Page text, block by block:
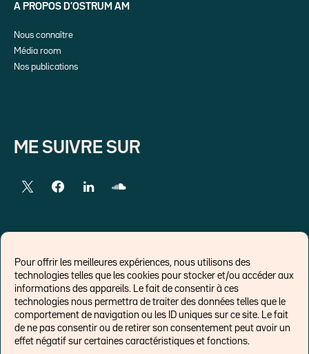
Pour offrir les meilleures expériences, nous utilisons des
technologies telles que les cookies pour stocker et/ou accéder aux
informations des appareils. Le fait de consentir à ces
technologies nous permettra de traiter des données telles que le
comportement de navigation ou les ID uniques sur ce site. Le fait
de ne pas consentir ou de retirer son consentement peut avoir un
effet négatif sur certaines caractéristiques et fonctions.
A PROPOS D’OSTRUM AM
Nous connaître
Média room
Nos publications
ME SUIVRE SUR
LIENS EXTERNES
Chroniques pour Forbes
Economistes
Think tank